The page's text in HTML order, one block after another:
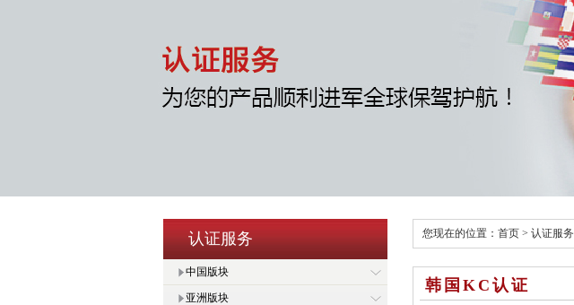
认证服务
中国版块
亚洲版块
您现在的位置： 首页 > 认证服务
韩国KC认证